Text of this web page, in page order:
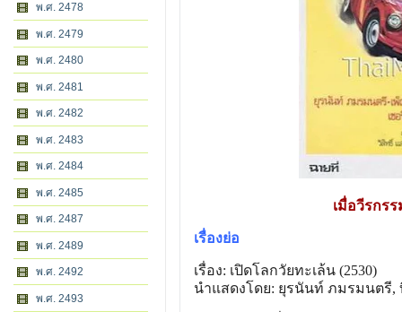
พ.ศ. 2478
พ.ศ. 2479
พ.ศ. 2480
พ.ศ. 2481
พ.ศ. 2482
พ.ศ. 2483
พ.ศ. 2484
พ.ศ. 2485
พ.ศ. 2487
พ.ศ. 2489
พ.ศ. 2492
พ.ศ. 2493
เมื่อวีรกร
เรื่องย่อ
เรื่อง: เปิดโลกวัยทะเล้น (2530)
นำแสดงโดย: ยุรนันท์ ภมรมนต